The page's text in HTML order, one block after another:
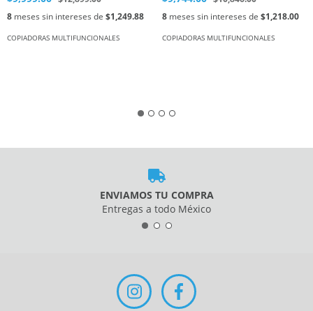
8 meses sin intereses de $1,249.88
COPIADORAS MULTIFUNCIONALES
8meses sin intereses de $1,218.00
COPIADORAS MULTIFUNCIONALES
ENVIAMOS TU COMPRA
Entregas a todo México